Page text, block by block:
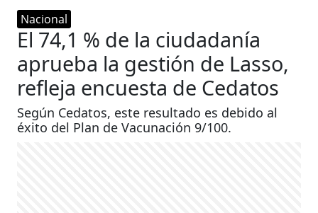
Nacional
El 74,1 % de la ciudadanía
aprueba la gestión de Lasso,
refleja encuesta de Cedatos
Según Cedatos, este resultado es debido al
éxito del Plan de Vacunación 9/100.